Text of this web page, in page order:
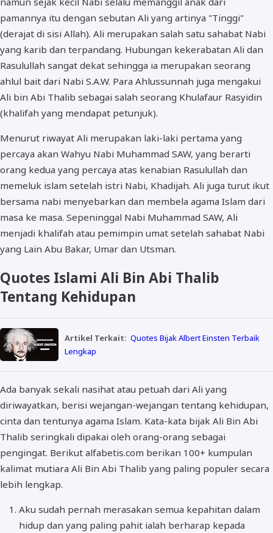
pamannya itu dengan sebutan Ali yang artinya "Tinggi"
(derajat di sisi Allah). Ali merupakan salah satu sahabat Nabi
yang karib dan terpandang. Hubungan kekerabatan Ali dan
Rasulullah sangat dekat sehingga ia merupakan seorang
ahlul bait dari Nabi S.A.W. Para Ahlussunnah juga mengakui
Ali bin Abi Thalib sebagai salah seorang Khulafaur Rasyidin
(khalifah yang mendapat petunjuk).
Menurut riwayat Ali merupakan laki-laki pertama yang
percaya akan Wahyu Nabi Muhammad SAW, yang berarti
orang kedua yang percaya atas kenabian Rasulullah dan
memeluk islam setelah istri Nabi, Khadijah. Ali juga turut ikut
bersama nabi menyebarkan dan membela agama Islam dari
masa ke masa. Sepeninggal Nabi Muhammad SAW, Ali
menjadi khalifah atau pemimpin umat setelah sahabat Nabi
yang Lain Abu Bakar, Umar dan Utsman.
Quotes Islami Ali Bin Abi Thalib
Tentang Kehidupan
Artikel Terkait: Quotes Bijak Albert Einsten Terbaik
Lengkap
Ada banyak sekali nasihat atau petuah dari Ali yang
diriwayatkan, berisi wejangan-wejangan tentang kehidupan,
cinta dan tentunya agama Islam. Kata-kata bijak Ali Bin Abi
Thalib seringkali dipakai oleh orang-orang sebagai
pengingat. Berikut alfabetis.com berikan 100+ kumpulan
kalimat mutiara Ali Bin Abi Thalib yang paling populer secara
lebih lengkap.
Aku sudah pernah merasakan semua kepahitan dalam
hidup dan yang paling pahit ialah berharap kepada